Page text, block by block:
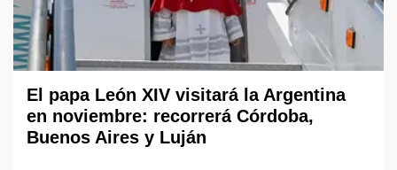
El papa León XIV visitará la Argentina
en noviembre: recorrerá Córdoba,
Buenos Aires y Luján